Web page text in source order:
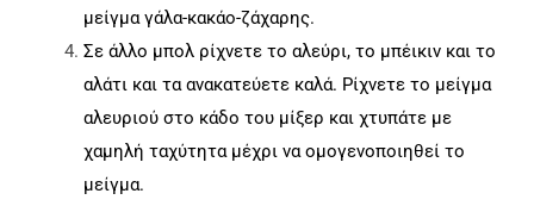
μείγμα γάλα-κακάο-ζάχαρης.
Σε άλλο μπολ ρίχνετε το αλεύρι, το μπέικιν και το
αλάτι και τα ανακατεύετε καλά. Ρίχνετε το μείγμα
αλευριού στο κάδο του μίξερ και χτυπάτε με
χαμηλή ταχύτητα μέχρι να ομογενοποιηθεί το
μείγμα.